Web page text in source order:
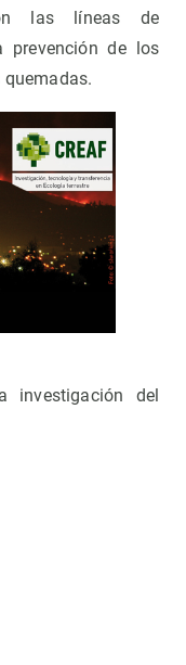
las líneas de
prevención de los
investigación del